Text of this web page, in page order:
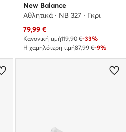
New Balance
Αθλητικά · NB 327 · Γκρι
Τρέχουσα τιμή
79,99 €
Κανονική τιμή119,90 €-33%
Η χαμηλότερη τιμή87,99 €-9%